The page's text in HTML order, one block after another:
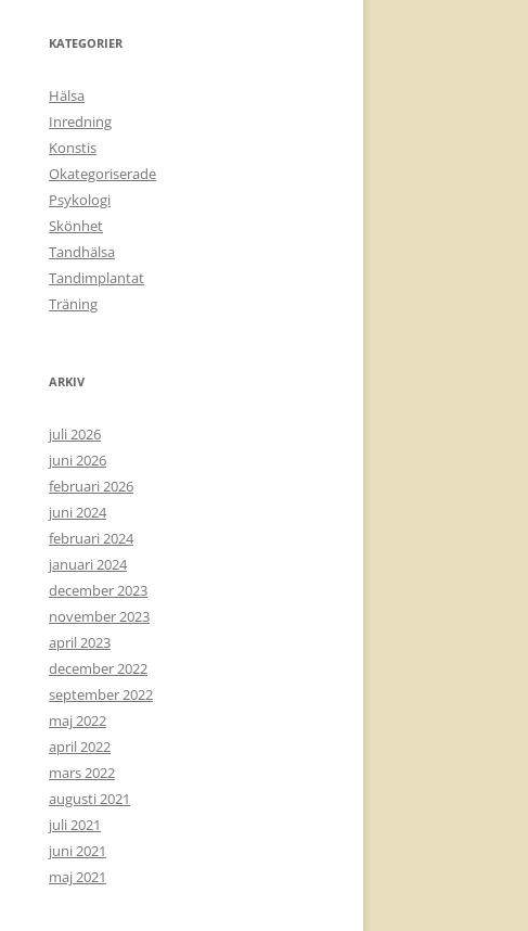
KATEGORIER
Hälsa
Inredning
Konstis
Okategoriserade
Psykologi
Skönhet
Tandhälsa
Tandimplantat
Träning
ARKIV
juli 2026
juni 2026
februari 2026
juni 2024
februari 2024
januari 2024
december 2023
november 2023
april 2023
december 2022
september 2022
maj 2022
april 2022
mars 2022
augusti 2021
juli 2021
juni 2021
maj 2021